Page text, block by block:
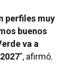
perfiles muy
buenos
va a
”, afirmó.